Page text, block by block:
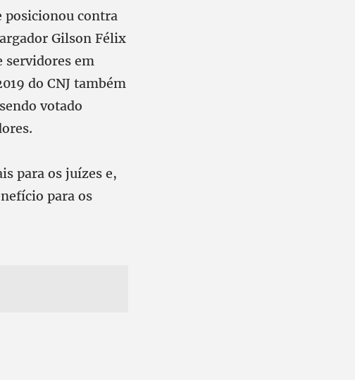
posicionou contra
Gilson Félix
servidores em
do CNJ também
votado
para os juízes e,
para os